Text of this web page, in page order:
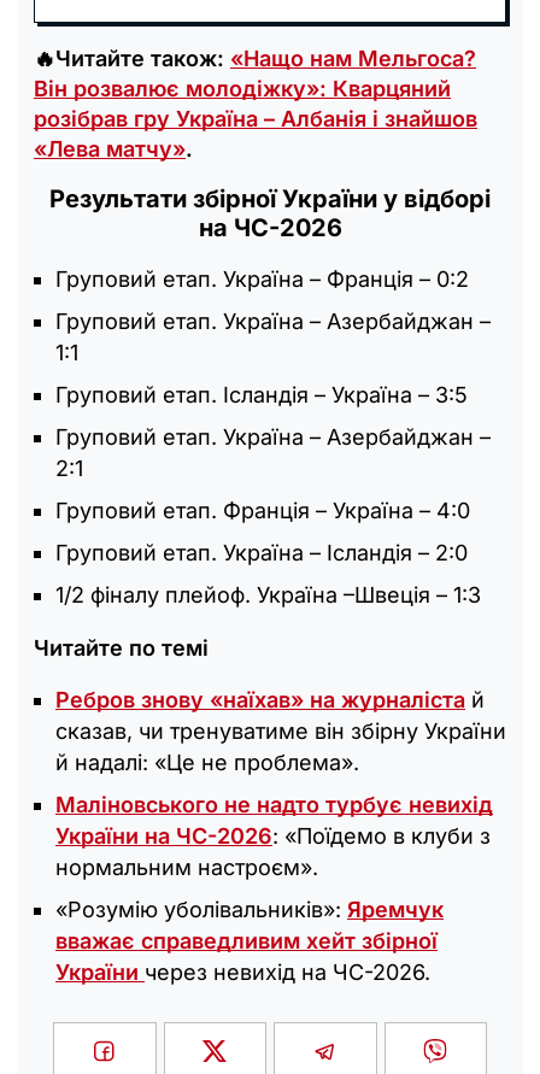
🔥Читайте також: «Нащо нам Мельгоса?
Він розвалює молодіжку»: Кварцяний
розібрав гру Україна – Албанія і знайшов
«Лева матчу».
Результати збірної України у відборі
на ЧС-2026
Груповий етап. Україна – Франція – 0:2
Груповий етап. Україна – Азербайджан –
1:1
Груповий етап. Ісландія – Україна – 3:5
Груповий етап. Україна – Азербайджан –
2:1
Груповий етап. Франція – Україна – 4:0
Груповий етап. Україна – Ісландія – 2:0
1/2 фіналу плейоф. Україна –Швеція – 1:3
Читайте по темі
Ребров знову «наїхав» на журналіста й
сказав, чи тренуватиме він збірну України
й надалі: «Це не проблема».
Маліновського не надто турбує невихід
України на ЧС-2026: «Поїдемо в клуби з
нормальним настроєм».
«Розумію уболівальників»: Яремчук
вважає справедливим хейт збірної
України через невихід на ЧС-2026.